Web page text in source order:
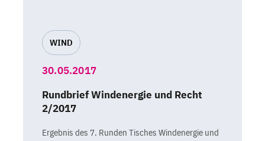
WIND
30.05.2017
Rundbrief Windenergie und Recht
2/2017
Ergebnis des 7. Runden Tisches Windenergie und